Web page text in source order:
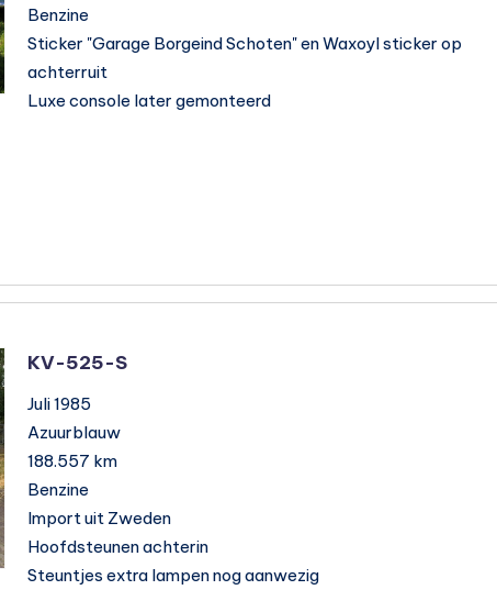
Benzine
Sticker "Garage Borgeind Schoten" en Waxoyl sticker op
achterruit
Luxe console later gemonteerd
KV-525-S
Juli 1985
Azuurblauw
188.557 km
Benzine
Import uit Zweden
Hoofdsteunen achterin
Steuntjes extra lampen nog aanwezig